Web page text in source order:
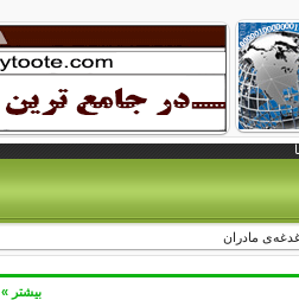
مادران
بیشتر »